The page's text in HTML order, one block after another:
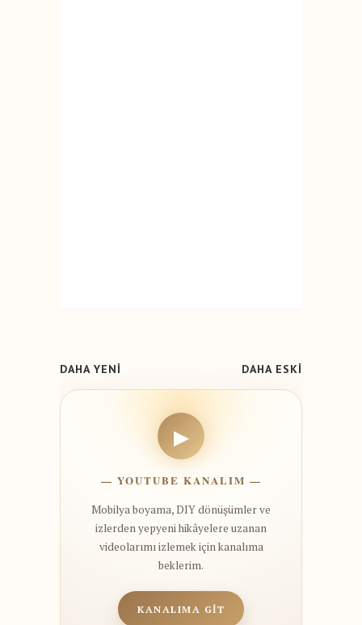
DAHA YENİ DAHA ESKİ
▶
— YOUTUBE KANALIM —
Mobilya boyama, DIY dönüşümler ve
izlerden yepyeni hikâyelere uzanan
videolarımı izlemek için kanalıma
beklerim.
KANALIMA GİT